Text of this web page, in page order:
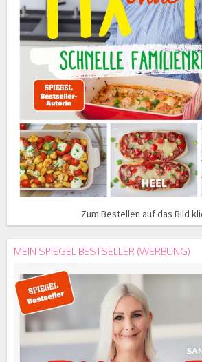
Zum Bestellen auf das Bild
MEIN SPIEGEL BESTSELLER (WERBUNG)